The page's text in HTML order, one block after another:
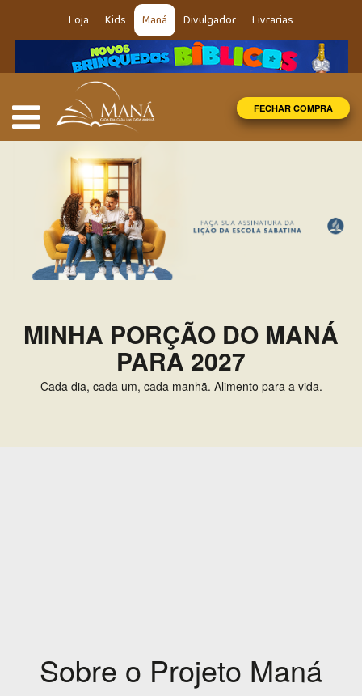
Loja Kids Maná Divulgador Livrarias
FECHAR COMPRA
MINHA PORÇÃO DO MANÁ
PARA 2027
Cada dia, cada um, cada manhã. Alimento para a vida.
Sobre o Projeto Maná